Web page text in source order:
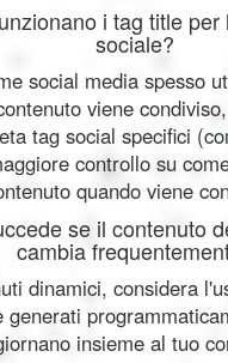
i tag title per
sociale?
social media spesso
viene
tag social specifici
controllo su
quando viene
se il contenuto
cambia
dinamici, considera
generati
insieme al tuo